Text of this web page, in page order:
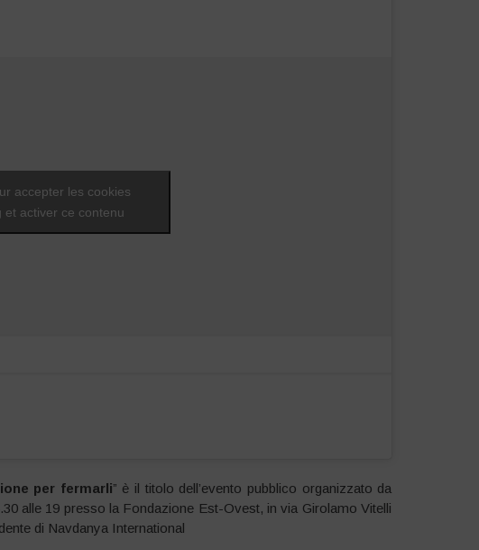
accepter les cookies
et activer ce contenu
per fermarli” è il titolo dell’evento pubblico organizzato da
alle 19 presso la Fondazione Est-Ovest, in via Girolamo Vitelli
di Navdanya International